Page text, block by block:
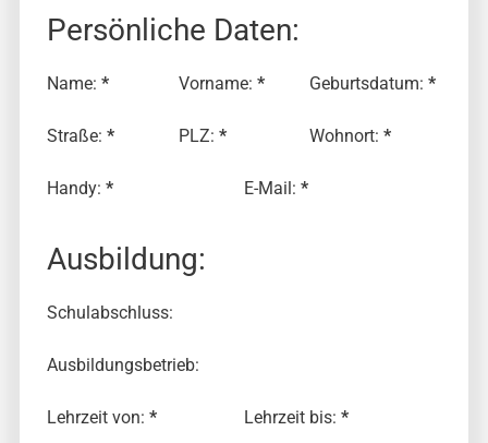
Persönliche Daten:
Name: * Vorname: * Geburtsdatum: *
Straße: * PLZ: * Wohnort: *
Handy: * E-Mail: *
Ausbildung:
Schulabschluss:
Ausbildungsbetrieb:
Lehrzeit von: * Lehrzeit bis: *